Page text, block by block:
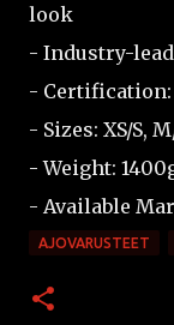
look
- Industry-
- Certification:
- Sizes: XS/S,
- Weight:
- Available
AJOVARUSTEET